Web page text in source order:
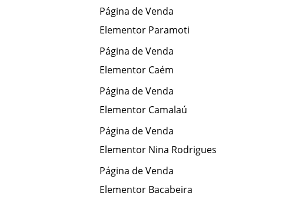
Página de Venda
Elementor Paramoti
Página de Venda
Elementor Caém
Página de Venda
Elementor Camalaú
Página de Venda
Elementor Nina Rodrigues
Página de Venda
Elementor Bacabeira